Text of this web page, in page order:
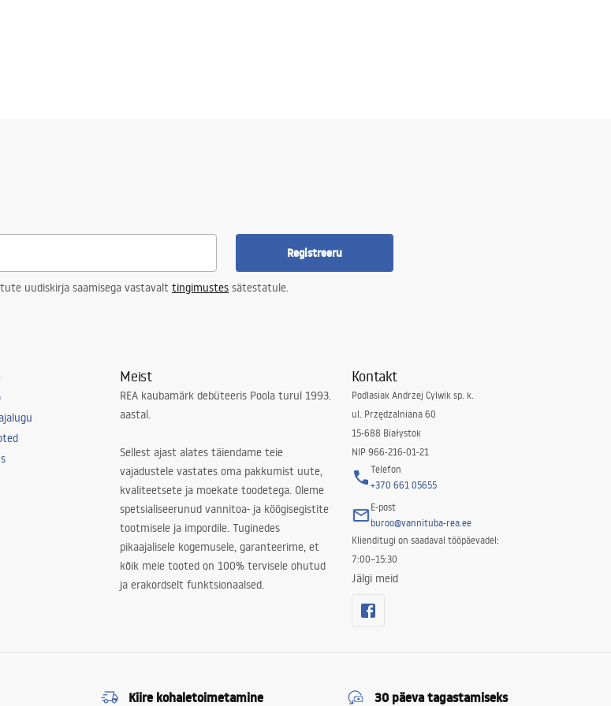
Registreeru
uudiskirja saamisega vastavalt tingimustes sätestatule.
Meist
REA kaubamärk debüteeris Poola turul 1993.
aastal.
Sellest ajast alates täiendame teie
vajadustele vastates oma pakkumist uute,
kvaliteetsete ja moekate toodetega. Oleme
spetsialiseerunud vannitoa- ja köögisegistite
tootmisele ja impordile. Tuginedes
pikaajalisele kogemusele, garanteerime, et
kõik meie tooted on 100% tervisele ohutud
ja erakordselt funktsionaalsed.
Kontakt
Podlasiak Andrzej Cylwik sp. k.
ul. Przędzalniana 60
15-688 Białystok
NIP 966-216-01-21
Telefon
+370 661 05655
E-post
buroo@vannituba-rea.ee
Klienditugi on saadaval tööpäevadel:
7:00–15:30
Jälgi meid
Kiire kohaletoimetamine 30 päeva tagastamiseks